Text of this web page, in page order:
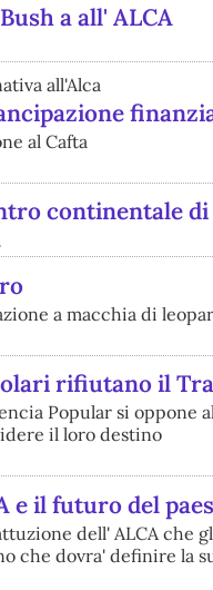
a all' ALCA
all'Alca
al Cafta
continentale
a macchia di
rifiutano il
Popular si
il loro destino
e il futuro del
dell' ALCA che
che dovra' definire la